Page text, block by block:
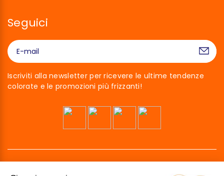
Seguici
Iscriviti alla newsletter per ricevere le ultime tendenze
colorate e le promozioni più frizzanti!